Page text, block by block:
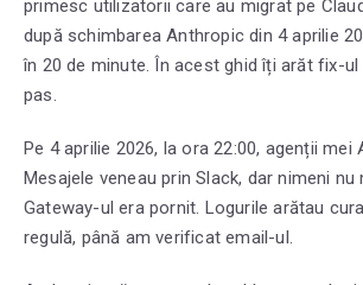
primesc utilizatorii care au migrat pe
după schimbarea Anthropic din 4 aprilie
în 20 de minute. În acest ghid îți arăt fix-
pas.
Pe 4 aprilie 2026, la ora 22:00, agenții mei
Mesajele veneau prin Slack, dar nimeni nu
Gateway-ul era pornit. Logurile arătau
regulă, până am verificat email-ul.